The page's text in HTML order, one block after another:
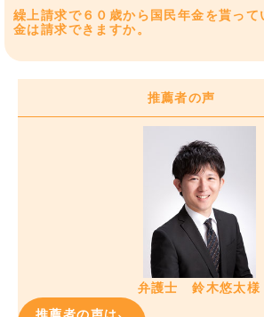
繰上請求で６０歳から国民年金を貰って
金は請求できますか。
推薦者の声
弁護士 鈴木悠太様